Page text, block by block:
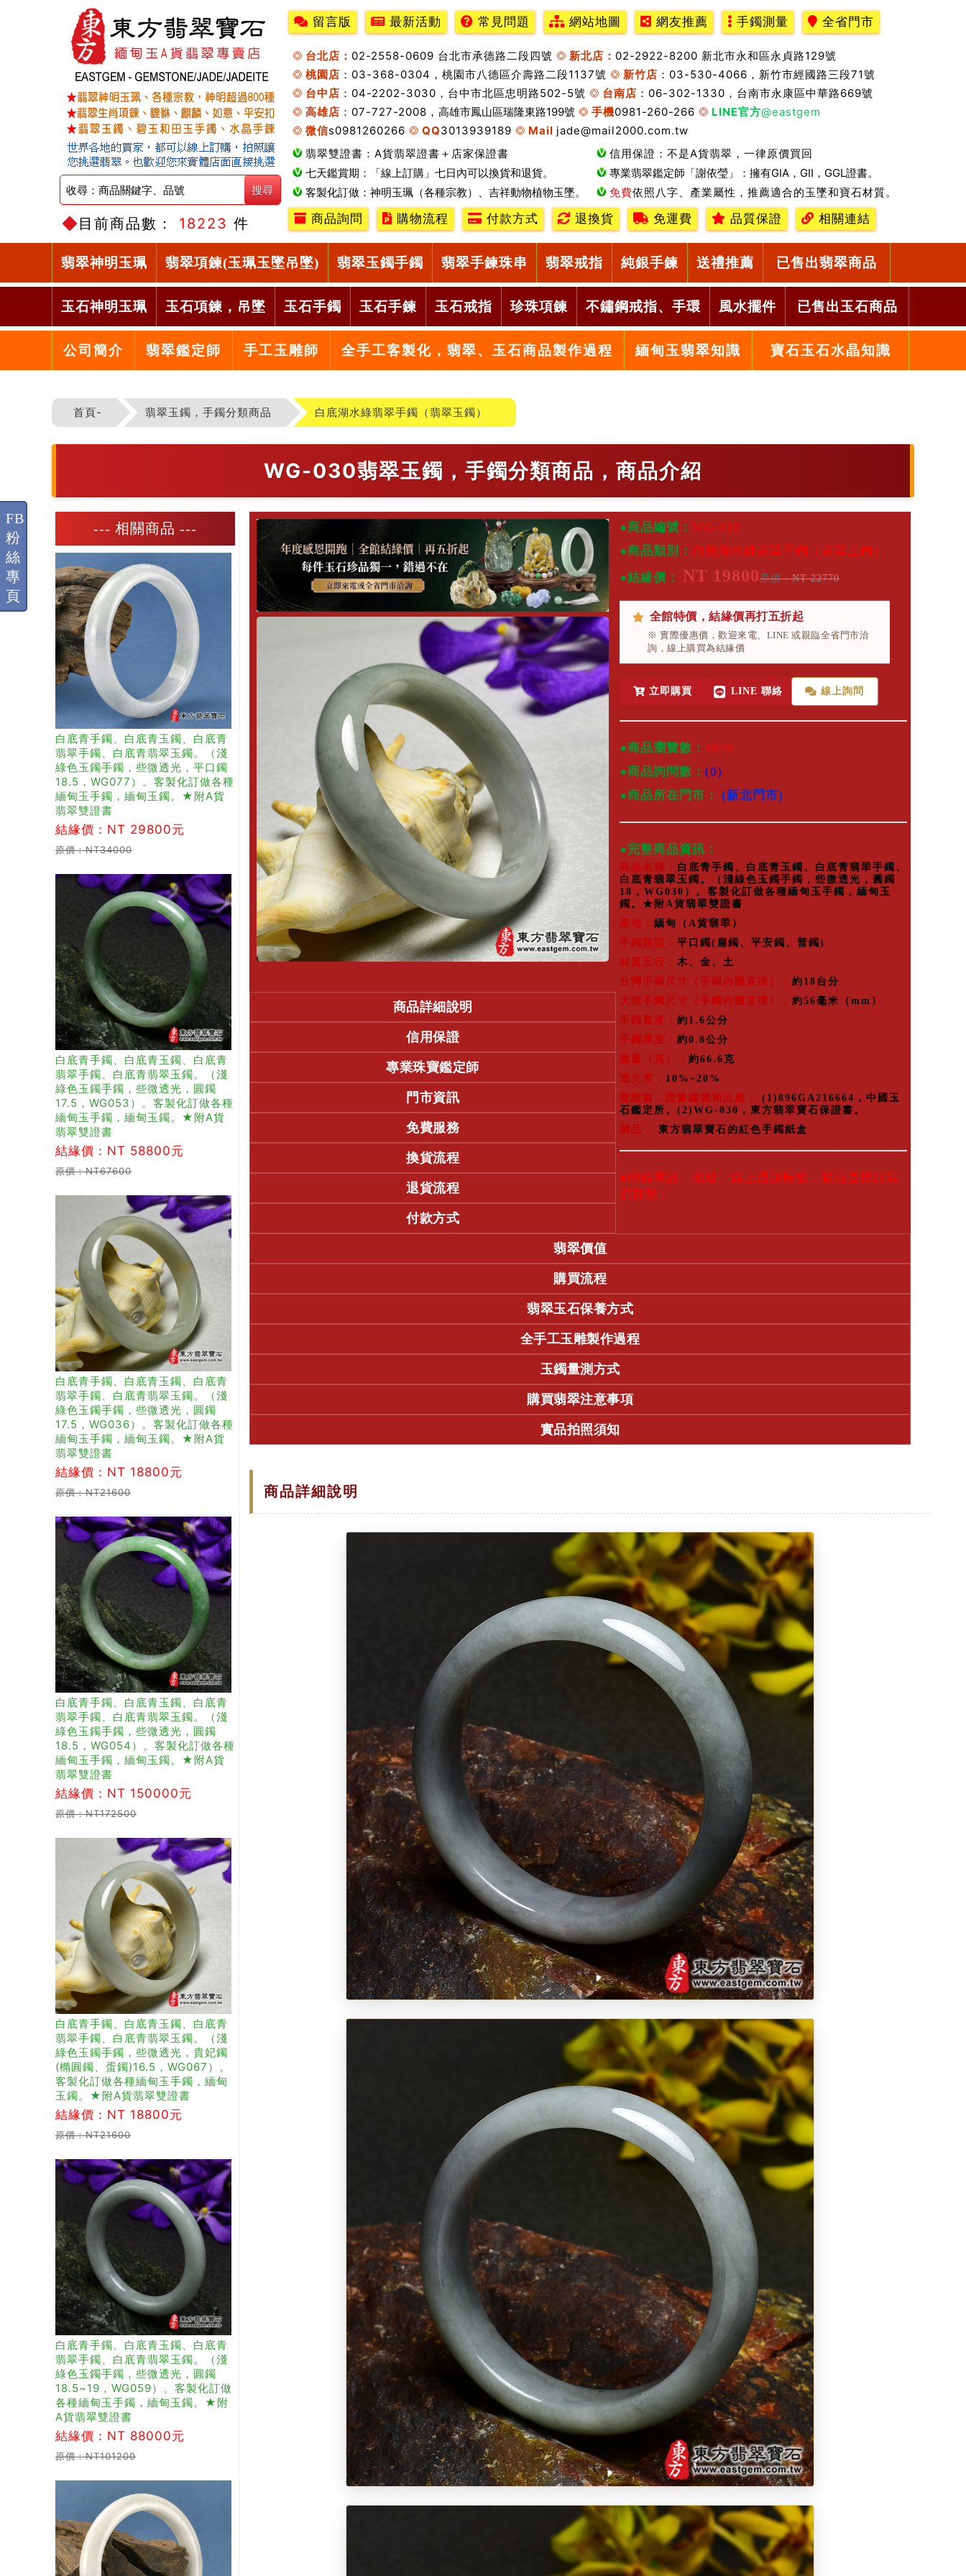
目前商品數： 18223 件
留言版 最新活動 常見問題 網站地圖 網友推薦 手鐲測量 全省門市
台北店： 02-2558-0609 台北市承德路二段四號 新北店： 02-2922-8200 新北市永和區永貞路129號
桃園店 ：03-368-0304，桃園市八德區介壽路二段1137號 新竹店 ：03-530-4066，新竹市經國路三段71號
台中店 ：04-2202-3030，台中市北區忠明路502-5號 台南店 ：06-302-1330，台南市永康區中華路669號
高雄店 ：07-727-2008， 高雄市鳳山區瑞隆東路199號 手機0981-260-266 LINE官方@eastgem
微信s0981260266 QQ3013939189 Mail jade@mail2000.com.tw
翡翠雙證書：A貨翡翠證書＋店家保證書
信用保證：不是A貨翡翠，一律原價買回
七天鑑賞期：「線上訂購」七日內可以換貨和退貨。
專業翡翠鑑定師「謝依瑩」：擁有GIA，GII，GGL證書。
客製化訂做：神明玉珮（各種宗教）、吉祥動物植物玉墜。
免費依照八字、產業屬性，推薦適合的玉墜和寶石材質。
商品詢問
購物流程 付款方式 退換貨 免運費 品質保證 相關連結
翡翠神明玉珮 翡翠項鍊(玉珮玉墜吊墜) 翡翠玉鐲手鐲 翡翠手鍊珠串 翡翠戒指 純銀手鍊 送禮推薦 已售出翡翠商品
玉石神明玉珮 玉石項鍊，吊墜 玉石手鐲 玉石手鍊 玉石戒指 珍珠項鍊 不鏽鋼戒指、手環 風水擺件 已售出玉石商品
公司簡介 翡翠鑑定師 手工玉雕師 全手工客製化，翡翠、玉石商品製作過程 緬甸玉翡翠知識 寶石玉石水晶知識
首頁- 翡翠玉鐲，手鐲分類商品 白底湖水綠翡翠手鐲（翡翠玉鐲）
WG-030翡翠玉鐲，手鐲分類商品，商品介紹
--- 相關商品 ---
白底青手鐲、白底青玉鐲、白底青
翡翠手鐲、白底青翡翠玉鐲。（淺
綠色玉鐲手鐲，些微透光，平口鐲
18.5，WG077）。客製化訂做各種
緬甸玉手鐲，緬甸玉鐲。★附A貨
翡翠雙證書
結緣價：NT 29800元
原價：NT34000
白底青手鐲、白底青玉鐲、白底青
翡翠手鐲、白底青翡翠玉鐲。（淺
綠色玉鐲手鐲，些微透光，圓鐲
17.5，WG053）。客製化訂做各種
緬甸玉手鐲，緬甸玉鐲。★附A貨
翡翠雙證書
結緣價：NT 58800元
原價：NT67600
白底青手鐲、白底青玉鐲、白底青
翡翠手鐲、白底青翡翠玉鐲。（淺
綠色玉鐲手鐲，些微透光，圓鐲
17.5，WG036）。客製化訂做各種
緬甸玉手鐲，緬甸玉鐲。★附A貨
翡翠雙證書
結緣價：NT 18800元
原價：NT21600
白底青手鐲、白底青玉鐲、白底青
翡翠手鐲、白底青翡翠玉鐲。（淺
綠色玉鐲手鐲，些微透光，圓鐲
18.5，WG054）。客製化訂做各種
緬甸玉手鐲，緬甸玉鐲。★附A貨
翡翠雙證書
結緣價：NT 150000元
原價：NT172500
白底青手鐲、白底青玉鐲、白底青
翡翠手鐲、白底青翡翠玉鐲。（淺
綠色玉鐲手鐲，些微透光，貴妃鐲
(橢圓鐲、蛋鐲)16.5，WG067）。
客製化訂做各種緬甸玉手鐲，緬甸
玉鐲。★附A貨翡翠雙證書
結緣價：NT 18800元
原價：NT21600
白底青手鐲、白底青玉鐲、白底青
翡翠手鐲、白底青翡翠玉鐲。（淺
綠色玉鐲手鐲，些微透光，圓鐲
18.5~19，WG059）。客製化訂做
各種緬甸玉手鐲，緬甸玉鐲。★附
A貨翡翠雙證書
結緣價：NT 88000元
原價：NT101200
●商品編號： WG-030
●商品類別： 白底湖水綠翡翠手鐲（翡翠玉鐲）
●結緣價：
NT 19800原價：NT 22770
全館特價，結緣價再打五折起
※ 實際優惠價，歡迎來電、LINE 或親臨全省門市洽
詢，線上購買為結緣價
立即購買 LINE 聯絡 線上詢問
●商品瀏覽數： 4879
●商品詢問數： (0)
●商品所在門市：
(新北門市)
●完整商品資訊：
商品名稱： 白底青手鐲、白底青玉鐲、白底青翡翠手鐲、
白底青翡翠玉鐲。（淺綠色玉鐲手鐲，些微透光，圓鐲
18，WG030）。客製化訂做各種緬甸玉手鐲，緬甸玉
鐲。★附A貨翡翠雙證書
產地： 緬甸（A貨翡翠）
手鐲類型： 平口鐲(扁鐲、平安鐲、普鐲)
材質五行： 木、金、土
台灣手鐲尺寸（手鐲內圈直徑）： 約18台分
大陸手鐲尺寸（手鐲內圈直徑）： 約56毫米（mm）
手鐲寬度： 約1.6公分
手鐲厚度： 約0.8公分
重量（克）： 約66.6克
透光度： 10%~20%
雙證書，證書編號和出處：
(1)896GA216664，中國玉
石鑑定所。(2)WG-030，東方翡翠寶石保證書。
贈品： 東方翡翠寶石的紅色手鐲紙盒
●聯絡電話、地址、線上通訊帳號，歡迎直接跟我
們聯繫：
商品詳細說明
信用保證
專業珠寶鑑定師
門市資訊
免費服務
換貨流程
退貨流程
付款方式
翡翠價值
購買流程
翡翠玉石保養方式
全手工玉雕製作過程
玉鐲量測方式
購買翡翠注意事項
實品拍照須知
商品詳細說明
FB
粉
絲
專
頁